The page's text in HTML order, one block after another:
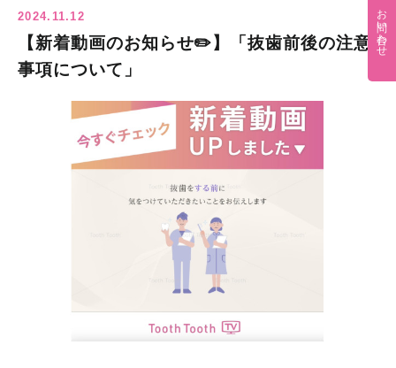
2024.11.12
【新着動画のお知らせ✏️】「抜歯前後の注意
事項について」
お問い合わせ